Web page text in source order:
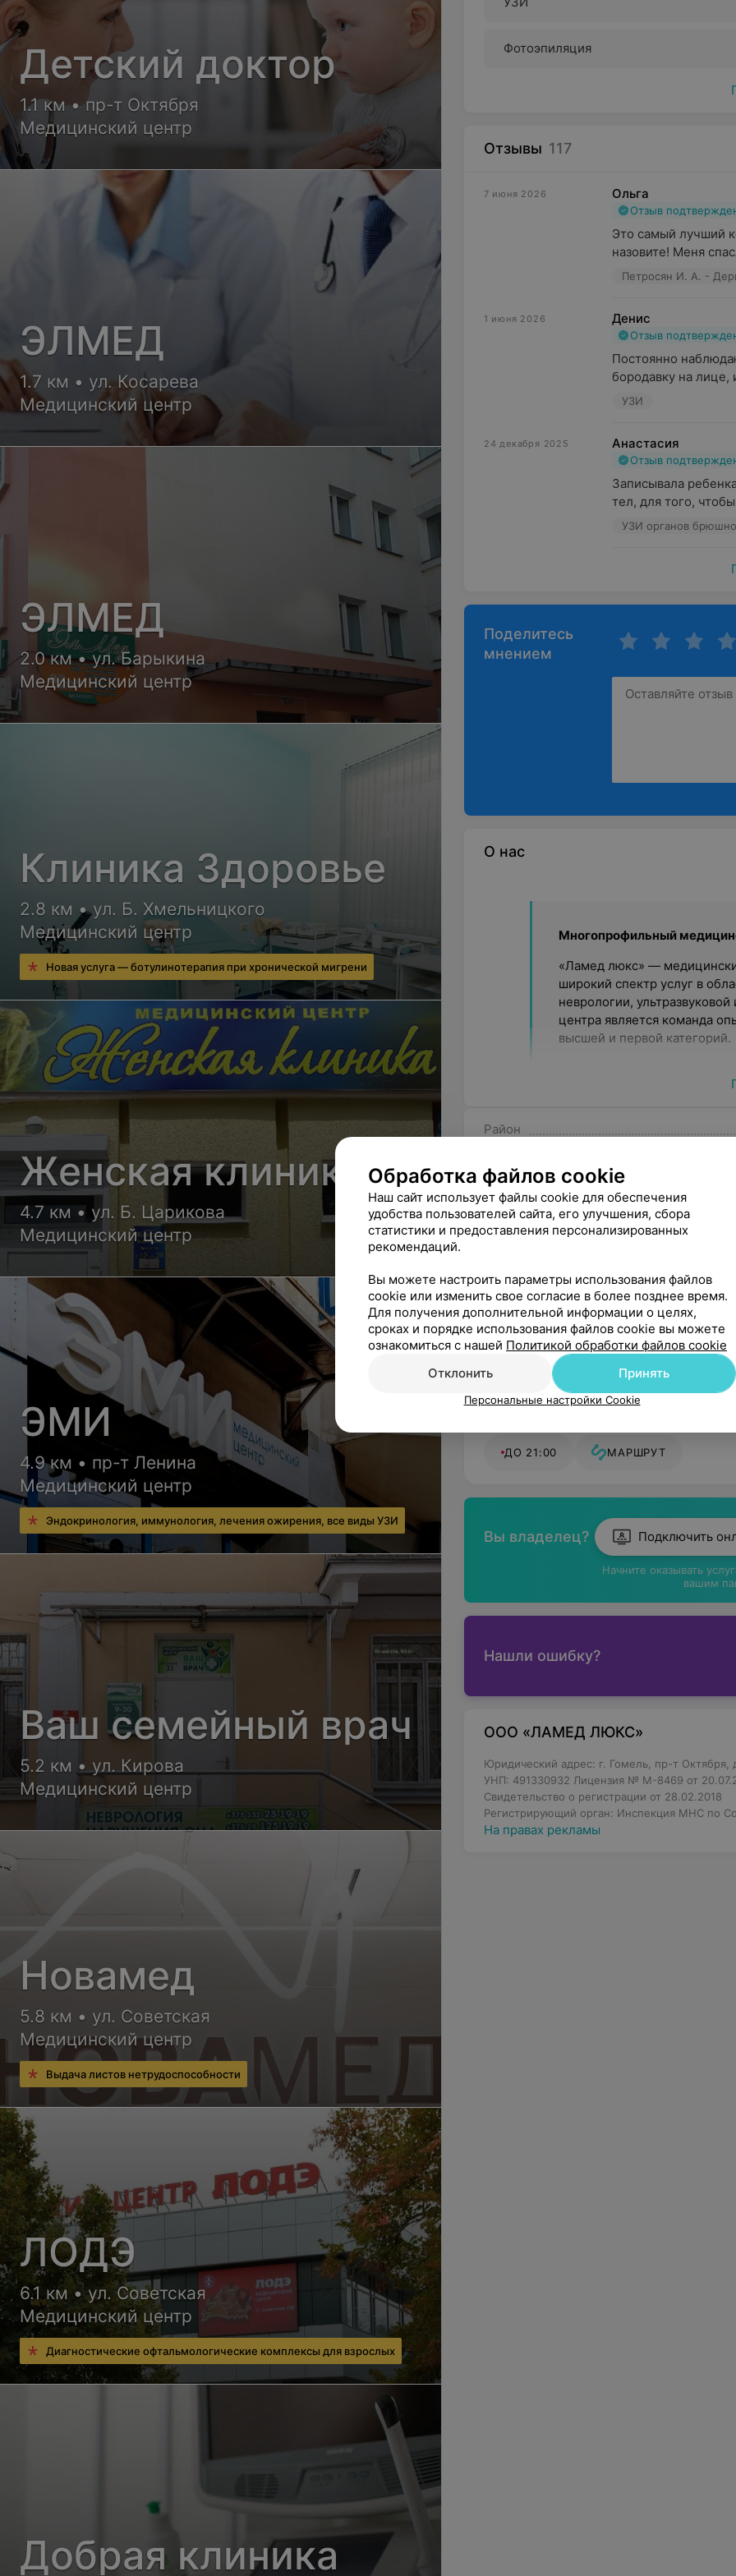
Фотоэпиляция
Отзывы 117
7 июня 2026 Ольга
Отзыв
Это самый лучший
назовите! Меня
Петросян И. А. -
1 июня 2026 Денис
Отзыв
Постоянно
бородавку на
УЗИ
24 декабря 2025 Анастасия
Отзыв
Записывала
тел, для того,
УЗИ органов
Поделитесь
мнением
О нас
Многопрофильный
«Ламед люкс» —
широкий спектр услуг в
неврологии,
центра является команда
высшей и первой категорий.
приоритетов «Ламед люкс».
диванчиками,
нет очередей, ведь прием
Оборудование экспертного
Медицинский центр
производителя Hitachi
высокого качества с
Для косметологических
класса Candela Medical
фракционного омоложения
способствует
послеоперационных рубцов,
удаление
Услуги медицинского центра «Ламед
Консультация дерматолога и
Консультация трихолога и
УЗИ различных органов и тканей;
ЭКГ, суточное (холтеровское)
Медицинский центр отличает
акционные предложения, что не может
Здоровье — это высшая ценность,
будет воспринят как знак заботы и
подарочные сертификаты любого
Медцентр сотрудничает с крупными
Район
Цены
брюшной полости
Цена по запросу
желчного пузыря
без определения
функции
Цена по запросу
ДО 21:00 МАРШРУТ
Вы владелец? Подключить
Начните оказывать
вашим
Нашли ошибку?
ООО «ЛАМЕД ЛЮКС»
Юридический адрес: г. Гомель, пр-т Октября,
УНП: 491330932 Лицензия № М-8469 от
Свидетельство о регистрации от 28.02.2018
Регистрирующий орган: Инспекция МНС по
На правах рекламы
Детский доктор
1.1 км • пр-т Октября
Медицинский центр
ЭЛМЕД
1.7 км • ул. Косарева
Медицинский центр
ЭЛМЕД
2.0 км • ул. Барыкина
Медицинский центр
Клиника Здоровье
2.8 км • ул. Б. Хмельницкого
Медицинский центр
Новая услуга — ботулинотерапия при хронической мигрени
Женская клиника
4.7 км • ул. Б. Царикова
Медицинский центр
ЭМИ
4.9 км • пр-т Ленина
Медицинский центр
Эндокринология, иммунология, лечения ожирения, все виды УЗИ
Ваш семейный врач
5.2 км • ул. Кирова
Медицинский центр
Новамед
5.8 км • ул. Советская
Медицинский центр
Выдача листов нетрудоспособности
ЛОДЭ
6.1 км • ул. Советская
Медицинский центр
Диагностические офтальмологические комплексы для взрослых
Добрая клиника
Обработка файлов cookie
Наш сайт использует файлы cookie для обеспечения
удобства пользователей сайта, его улучшения, сбора
статистики и предоставления персонализированных
рекомендаций.
Вы можете настроить параметры использования файлов
cookie или изменить свое согласие в более позднее время.
Для получения дополнительной информации о целях,
сроках и порядке использования файлов cookie вы можете
ознакомиться с нашей Политикой обработки файлов cookie
Отклонить
Принять
Персональные настройки Cookie